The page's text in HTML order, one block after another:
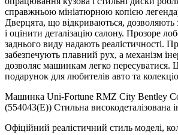
справжньою мініатюрною копією
Дверцята, що відкриваються, дозволяють
і оцінити деталізацію салону. Прозоре
заднього виду надають реалістичності.
забезпечують плавний рух, а механізм
дозволяє машинкам легко пересуватися.
подарунок для любителів авто та
Машинка Uni-Fortune RMZ City Bentley
(554043(E)) Стильна високодеталізована
Офіційний реалістичний стиль моделі,